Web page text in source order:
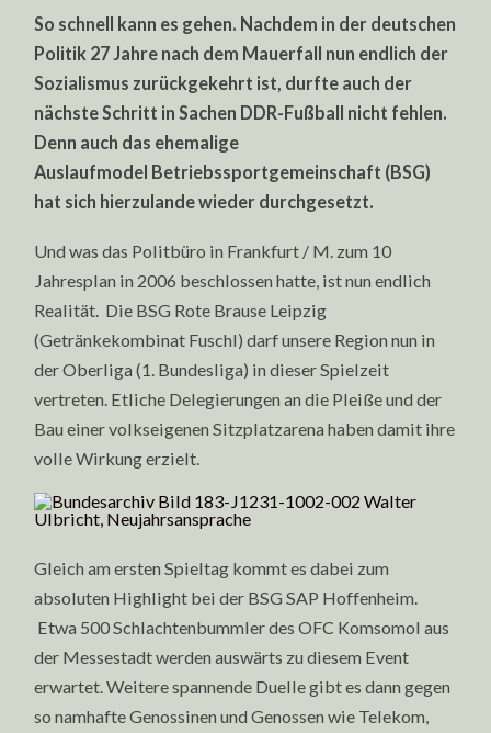
So schnell kann es gehen. Nachdem in der deutschen
Politik 27 Jahre nach dem Mauerfall nun endlich der
Sozialismus zurückgekehrt ist, durfte auch der
nächste Schritt in Sachen DDR-Fußball nicht fehlen.
Denn auch das ehemalige
Auslaufmodel Betriebssportgemeinschaft (BSG)
hat sich hierzulande wieder durchgesetzt.
Und was das Politbüro in Frankfurt / M. zum 10
Jahresplan in 2006 beschlossen hatte, ist nun endlich
Realität. Die BSG Rote Brause Leipzig
(Getränkekombinat Fuschl) darf unsere Region nun in
der Oberliga (1. Bundesliga) in dieser Spielzeit
vertreten. Etliche Delegierungen an die Pleiße und der
Bau einer volkseigenen Sitzplatzarena haben damit ihre
volle Wirkung erzielt.
Gleich am ersten Spieltag kommt es dabei zum
absoluten Highlight bei der BSG SAP Hoffenheim.
Etwa 500 Schlachtenbummler des OFC Komsomol aus
der Messestadt werden auswärts zu diesem Event
erwartet. Weitere spannende Duelle gibt es dann gegen
so namhafte Genossinen und Genossen wie Telekom,